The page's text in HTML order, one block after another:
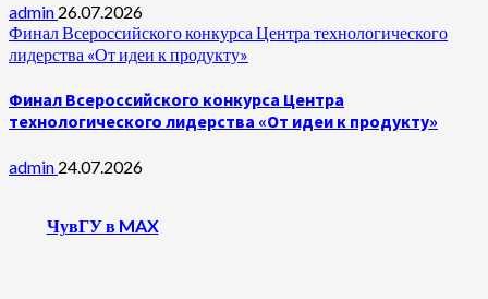
admin 26.07.2026
Финал Всероссийского конкурса Центра технологического
лидерства «От идеи к продукту»
Финал Всероссийского конкурса Центра
технологического лидерства «От идеи к продукту»
admin 24.07.2026
ЧувГУ в MAX